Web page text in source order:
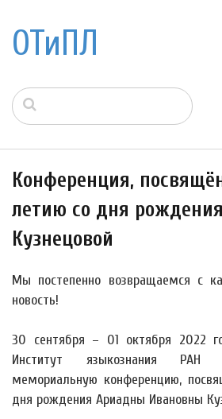
ОТиПЛ
Конференция,
летию со дня
Кузнецовой
Мы постепенно возвращаемся с
новость!
30 сентября – 01 октября 2022
Институт языкознания РАН
мемориальную конференцию,
дня рождения Ариадны Ивановны